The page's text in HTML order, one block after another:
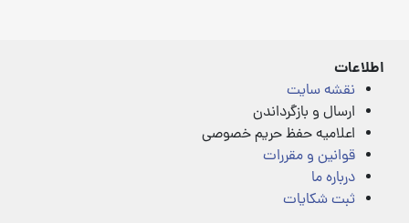
اطلاعات
نقشه سایت
ارسال و بازگرداندن
اعلامیه حفظ حریم خصوصی
قوانین و مقررات
درباره ما
ثبت شکایات